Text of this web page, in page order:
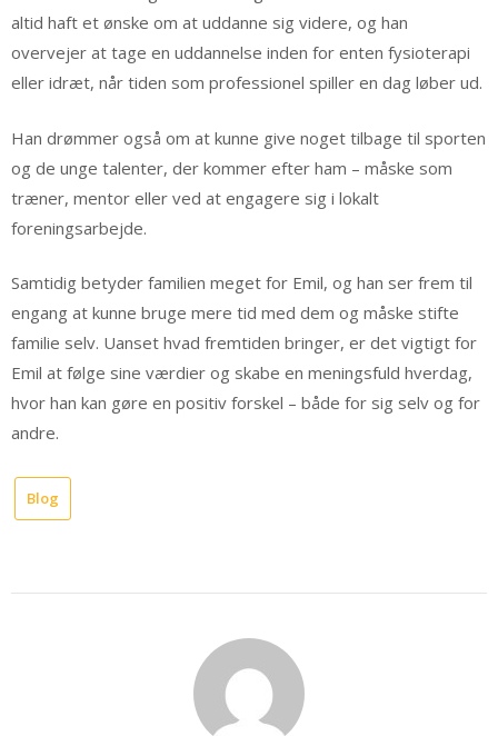
altid haft et ønske om at uddanne sig videre, og han
overvejer at tage en uddannelse inden for enten fysioterapi
eller idræt, når tiden som professionel spiller en dag løber ud.
Han drømmer også om at kunne give noget tilbage til sporten
og de unge talenter, der kommer efter ham – måske som
træner, mentor eller ved at engagere sig i lokalt
foreningsarbejde.
Samtidig betyder familien meget for Emil, og han ser frem til
engang at kunne bruge mere tid med dem og måske stifte
familie selv. Uanset hvad fremtiden bringer, er det vigtigt for
Emil at følge sine værdier og skabe en meningsfuld hverdag,
hvor han kan gøre en positiv forskel – både for sig selv og for
andre.
Blog